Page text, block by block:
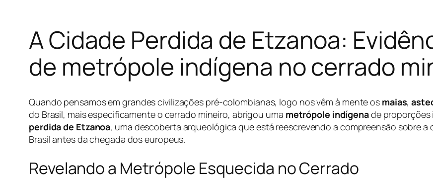
A Cidade Perdida de Etzanoa:
de metrópole indígena no cerrado
Quando pensamos em grandes civilizações pré-colombianas, logo nos vêm à mente os maias,
do Brasil, mais especificamente o cerrado mineiro, abrigou uma metrópole indígenade proporções
perdida de Etzanoa, uma descoberta arqueológica que está reescrevendo a compreensão sobre
Brasil antes da chegada dos europeus.
Revelando a Metrópole Esquecida no Cerrado